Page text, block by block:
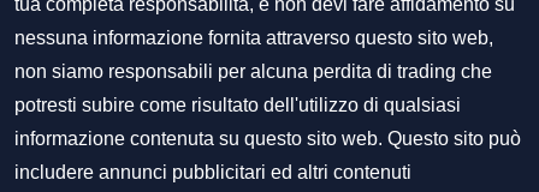
nessuna informazione fornita attraverso questo sito web,
non siamo responsabili per alcuna perdita di trading che
potresti subire come risultato dell'utilizzo di qualsiasi
informazione contenuta su questo sito web. Questo sito può
includere annunci pubblicitari ed altri contenuti